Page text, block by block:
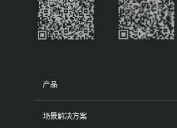
产品
场景解决方案